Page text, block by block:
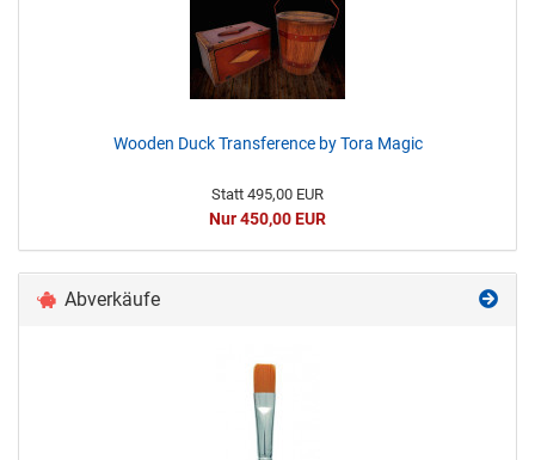
Wooden Duck Transference by Tora Magic
Statt 495,00 EUR
Nur 450,00 EUR
Abverkäufe